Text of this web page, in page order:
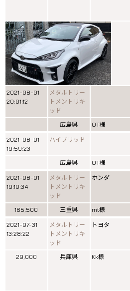
2021-08-01
20:01:12
メタルトリー
トメントリキ
ッド
広島県
OT様
2021-08-01
19:59:23
ハイブリッド
広島県
OT様
2021-08-01
19:10:34
メタルトリー
トメントリキ
ッド
ホンダ
165,500 三重県 mt様
2021-07-31
13:28:22
メタルトリー
トメントリキ
ッド
トヨタ
29,000 兵庫県 Kk様